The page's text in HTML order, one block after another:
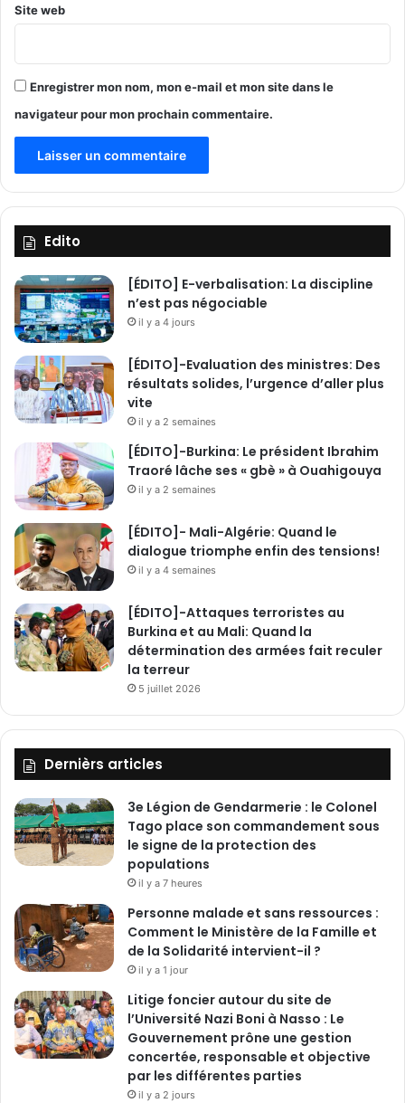
o
n
e
Z
n
i
r
é
Site web
Enregistrer mon nom, mon e-mail et mon site dans le
navigateur pour mon prochain commentaire.
Edito
[ÉDITO] E-verbalisation: La discipline
n’est pas négociable
il y a 4 jours
[ÉDITO]-Evaluation des ministres: Des
résultats solides, l’urgence d’aller plus
vite
il y a 2 semaines
[ÉDITO]-Burkina: Le président Ibrahim
Traoré lâche ses « gbè » à Ouahigouya
il y a 2 semaines
[ÉDITO]- Mali-Algérie: Quand le
dialogue triomphe enfin des tensions!
il y a 4 semaines
[ÉDITO]-Attaques terroristes au
Burkina et au Mali: Quand la
détermination des armées fait reculer
la terreur
5 juillet 2026
Dernièrs articles
3e Légion de Gendarmerie : le Colonel
Tago place son commandement sous
le signe de la protection des
populations
il y a 7 heures
Personne malade et sans ressources :
Comment le Ministère de la Famille et
de la Solidarité intervient-il ?
il y a 1 jour
Litige foncier autour du site de
l’Université Nazi Boni à Nasso : Le
Gouvernement prône une gestion
concertée, responsable et objective
par les différentes parties
il y a 2 jours